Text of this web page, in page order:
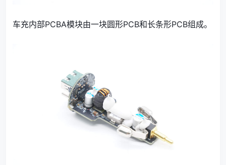
车充内部PCBA模块由一块圆形PCB和长条形PCB组成。